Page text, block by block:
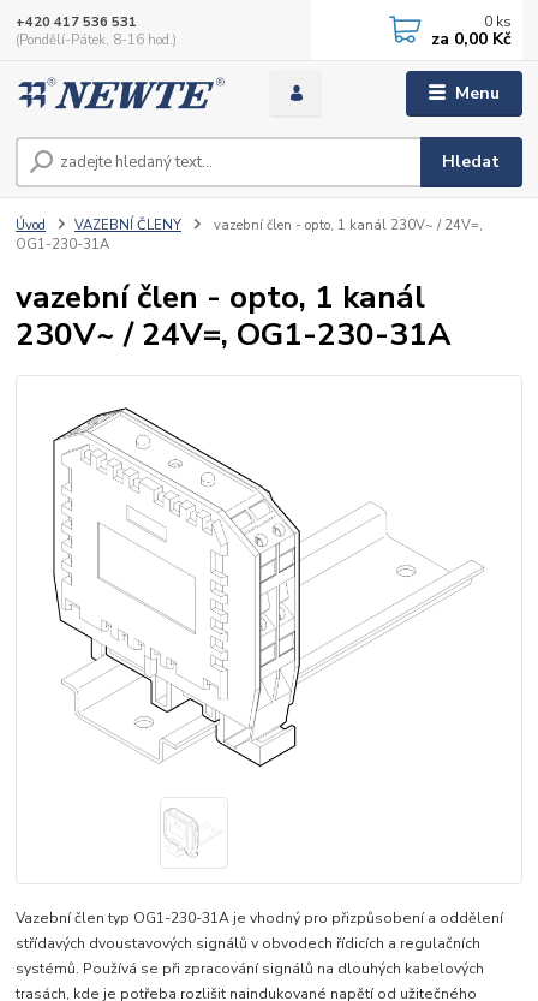
Menu
Hledat
+420 417 536 531
(Pondělí-Pátek, 8-16 hod.)
0 ks
za 0,00 Kč
Úvod VAZEBNÍ ČLENY
vazební člen - opto, 1 kanál 230V~ / 24V=,
OG1-230-31A
vazební člen - opto, 1 kanál
230V~ / 24V=, OG1-230-31A
Vazební člen typ OG1-230-31A je vhodný pro přizpůsobení a oddělení
střídavých dvoustavových signálů v obvodech řídicích a regulačních
systémů. Používá se při zpracování signálů na dlouhých kabelových
trasách, kde je potřeba rozlišit naindukované napětí od užitečného